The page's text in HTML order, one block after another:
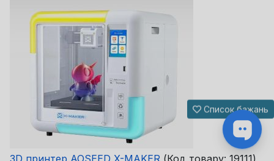
3D принтер AOSEED X-MAKER (Код товару: 19111)
Список бажань